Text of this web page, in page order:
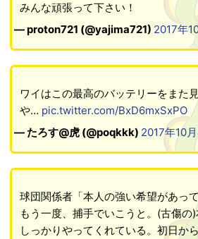
みんな頑張って下さい！
— proton721 (@yajima721) 2017年
ワイはこの最高のバッテリーをまた
や… pic.twitter.com/BxD6mxSxPO
— たろす@虎 (@poqkkk) 2017年10
球団関係者「本人の強い希望があっ
もう一度、捕手でいこうと。(古傷の
しっかりやってくれている。初日か